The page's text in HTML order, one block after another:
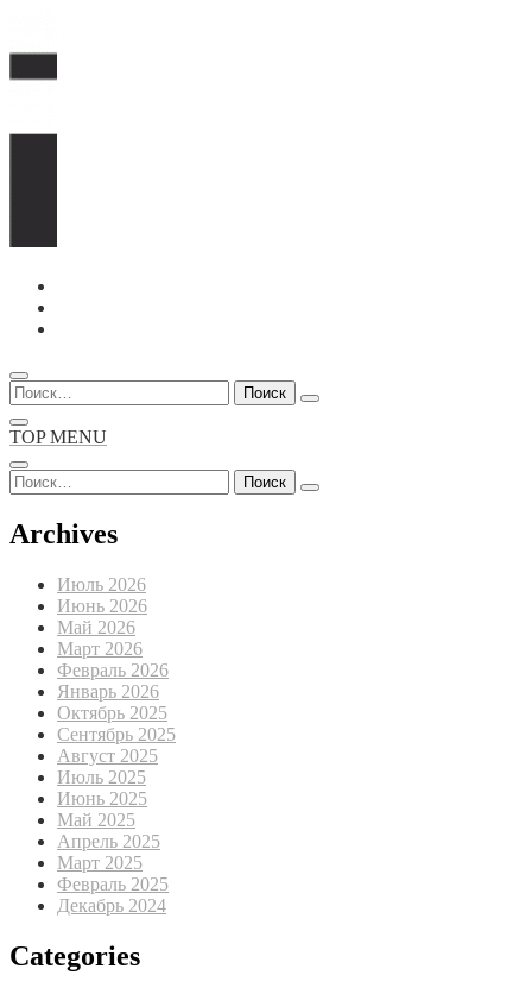
Перейти
содержимому
Найти:
TOP MENU
Найти:
Archives
Июль 2026
Июнь 2026
Май 2026
Март 2026
Февраль 2026
Январь 2026
Октябрь 2025
Сентябрь 2025
Август 2025
Июль 2025
Июнь 2025
Май 2025
Апрель 2025
Март 2025
Февраль 2025
Декабрь 2024
Categories